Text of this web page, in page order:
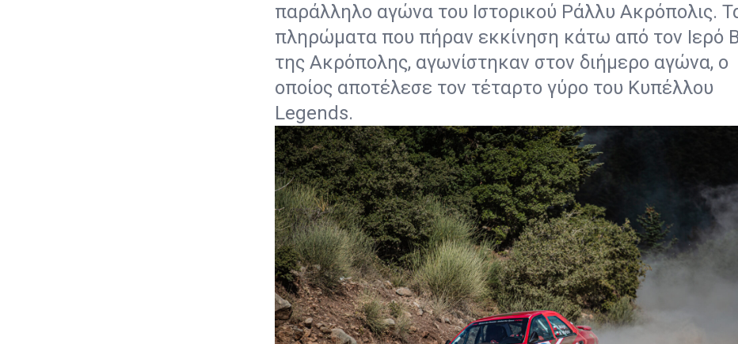
παράλληλο αγώνα του Ιστορικού Ράλλυ Ακρόπολις.
πληρώματα που πήραν εκκίνηση κάτω από τον Ιερό
της Ακρόπολης, αγωνίστηκαν στον διήμερο αγώνα, ο
οποίος αποτέλεσε τον τέταρτο γύρο του Κυπέλλου
Legends.